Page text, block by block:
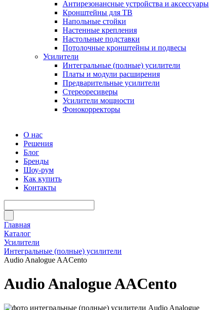
Антирезонансные устройства и аксессуары
Кронштейны для ТВ
Напольные стойки
Настенные крепления
Настольные подставки
Потолочные кронштейны и подвесы
Усилители
Интегральные (полные) усилители
Платы и модули расширения
Предварительные усилители
Стереоресиверы
Усилители мощности
Фонокорректоры
О нас
Решения
Блог
Бренды
Шоу-рум
Как купить
Контакты
Главная
Каталог
Усилители
Интегральные (полные) усилители
Audio Analogue AACento
Audio Analogue AACento